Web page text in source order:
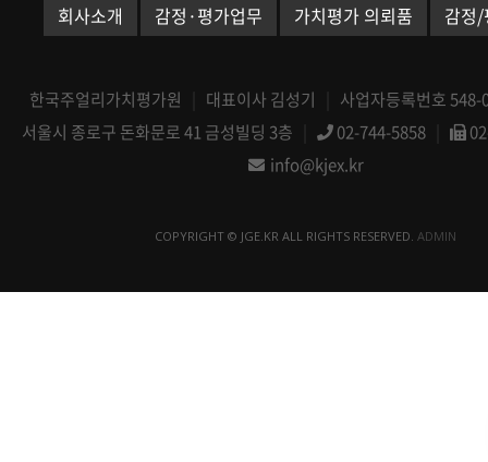
회사소개 감정·평가업무 가치평가 의뢰품 감정/
한국주얼리가치평가원 대표이사 김성기
사업자등록번호
서울시 종로구 돈화문로 41 금성빌딩 3층
02-744-5858
info@kjex.kr
COPYRIGHT © JGE.KR ALL RIGHTS RESERVED. ADMIN